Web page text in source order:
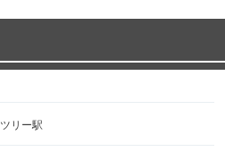
にして頂いております。
召し上がり下さい。
リー駅